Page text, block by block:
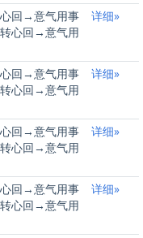
回→意气用事
心回→意气用
详细»
回→意气用事
心回→意气用
详细»
回→意气用事
心回→意气用
详细»
回→意气用事
心回→意气用
详细»